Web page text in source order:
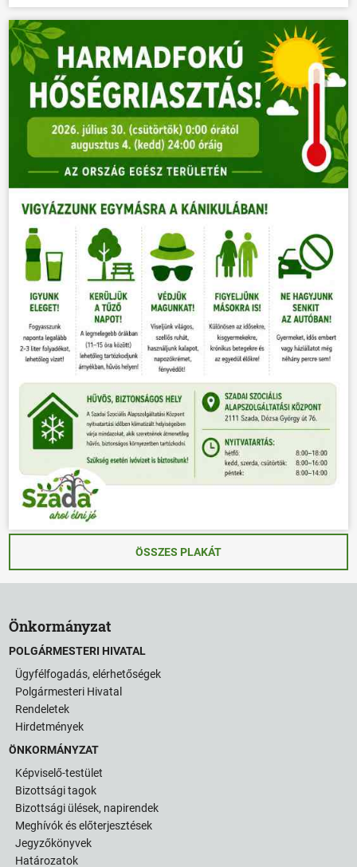
ÖSSZES PLAKÁT
Önkormányzat
POLGÁRMESTERI HIVATAL
Ügyfélfogadás, elérhetőségek
Polgármesteri Hivatal
Rendeletek
Hirdetmények
ÖNKORMÁNYZAT
Képviselő-testület
Bizottsági tagok
Bizottsági ülések, napirendek
Meghívók és előterjesztések
Jegyzőkönyvek
Határozatok